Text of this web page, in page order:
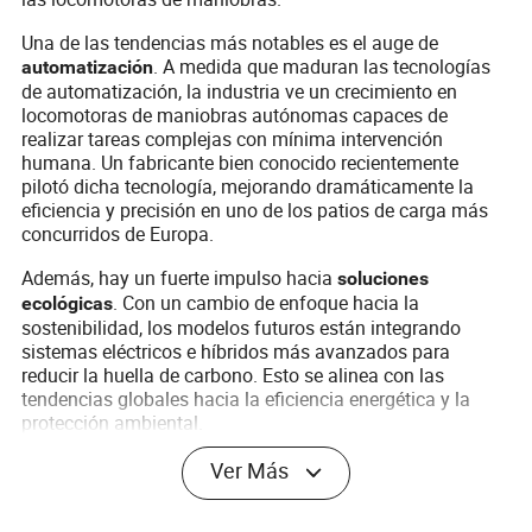
Una de las tendencias más notables es el auge de
automatización. A medida que maduran las tecnologías
de automatización, la industria ve un crecimiento en
locomotoras de maniobras autónomas capaces de
realizar tareas complejas con mínima intervención
humana. Un fabricante bien conocido recientemente
pilotó dicha tecnología, mejorando dramáticamente la
eficiencia y precisión en uno de los patios de carga más
concurridos de Europa.
Además, hay un fuerte impulso haciasoluciones
ecológicas. Con un cambio de enfoque hacia la
sostenibilidad, los modelos futuros están integrando
sistemas eléctricos e híbridos más avanzados para
reducir la huella de carbono. Esto se alinea con las
tendencias globales hacia la eficiencia energética y la
protección ambiental.
diagnósticos inteligentes
e IA, permite estrategias de mantenimiento proactivas. Al
Ver Más